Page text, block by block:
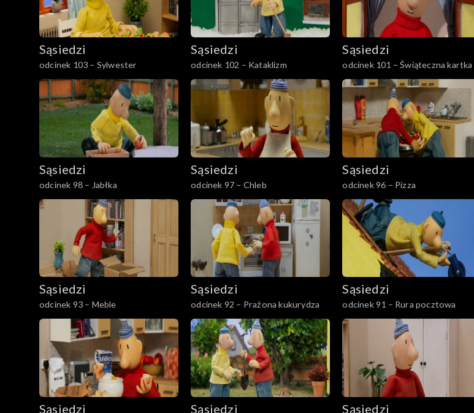
Sąsiedzi
odcinek 103 – Sylwester
Sąsiedzi
odcinek 102 – Kataklizm
Sąsiedzi
odcinek 101 – Świąteczna kartka
Sąsiedzi
odcinek 98 – Jabłka
Sąsiedzi
odcinek 97 – Chleb
Sąsiedzi
odcinek 96 – Pizza
Sąsiedzi
odcinek 93 – Meble
Sąsiedzi
odcinek 92 – Prażona kukurydza
Sąsiedzi
odcinek 91 – Rura pocztowa
Sąsiedzi Sąsiedzi Sąsiedzi